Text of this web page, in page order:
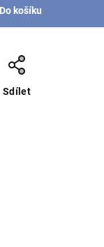
Do košíku
Sdílet